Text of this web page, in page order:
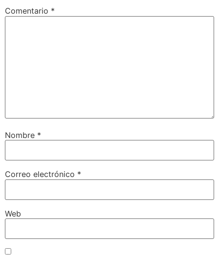
Comentario *
Nombre *
Correo electrónico *
Web